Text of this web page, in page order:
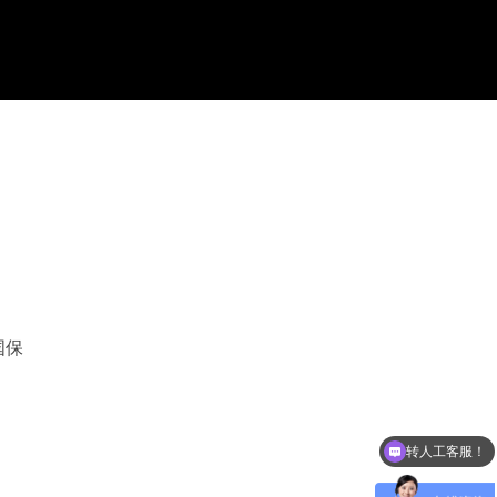
保
可以介绍下你们的产品么？